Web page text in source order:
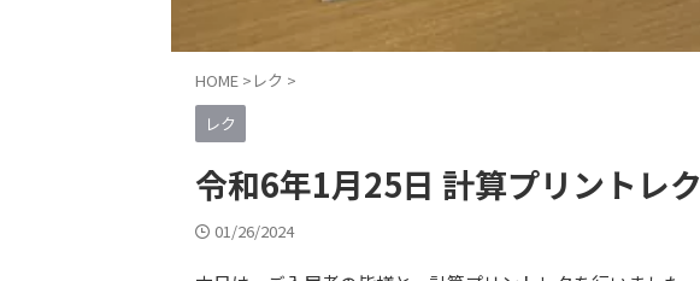
HOME > レク >
レク
令和6年1月25日 計算プリントレク
01/26/2024